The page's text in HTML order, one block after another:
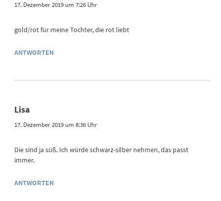
17. Dezember 2019 um 7:26 Uhr
gold/rot für meine Tochter, die rot liebt
ANTWORTEN
Lisa
17. Dezember 2019 um 8:36 Uhr
Die sind ja süß. Ich würde schwarz-silber nehmen, das passt
immer.
ANTWORTEN